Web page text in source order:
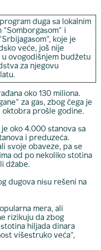
duga sa lokalnim
i
koje je
veće, još nije
u ovogodišnjem budžetu
za njegovu
oko 130 miliona.
za gas, zbog čega je
oktobra prošle godine.
oko 4.000 stanova sa
i preduzeća.
svoje obaveze, pa se
od po nekoliko stotina
džabe.
dugova nisu rešeni na
mera, ali
rizikuju da zbog
hiljada dinara
višestruko veća",